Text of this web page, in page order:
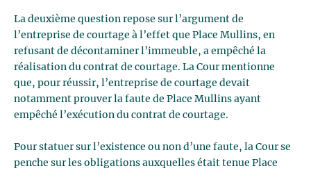
La deuxième question repose sur l’argument de
l’entreprise de courtage à l’effet que Place Mullins, en
refusant de décontaminer l’immeuble, a empêché la
réalisation du contrat de courtage. La Cour mentionne
que, pour réussir, l’entreprise de courtage devait
notamment prouver la faute de Place Mullins ayant
empêché l’exécution du contrat de courtage.
Pour statuer sur l’existence ou non d’une faute, la Cour se
penche sur les obligations auxquelles était tenue Place